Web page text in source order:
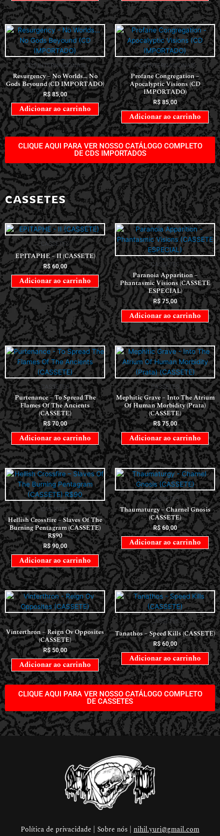
CDS INTERNACIONAIS
Resurgency – No Worlds… No
Gods Beyound (CD IMPORTADO)
R$85,00
Adicionar ao carrinho
CDS INTERNACIONAIS
Profane Congregation –
Apocalyptic Visions (CD
IMPORTADO)
R$85,00
Adicionar ao carrinho
CLIQUE AQUI PARA VER NOSSO CATÁLOGO COMPLETO
DE CDS IMPORTADOS
CASSETES
CASSETES
EPITAPHE – II (CASSETE)
R$60,00
Adicionar ao carrinho
CASSETES
Paranoia Apparition –
Phantasmic Visions (CASSETE
ESPECIAL)
R$75,00
Adicionar ao carrinho
CASSETES
Purtenance – To Spread The
Flames Of The Ancients
(CASSETE)
R$70,00
Adicionar ao carrinho
CASSETES
Mephitic Grave – Into The Atrium
Of Human Morbidity (Prata)
(CASSETE)
R$75,00
Adicionar ao carrinho
CASSETES
Hellish Crossfire – Slaves Of The
Burning Pentagram (CASSETE)
R$90
R$90,00
Adicionar ao carrinho
CASSETES
Thaumaturgy – Charnel Gnosis
(CASSETE)
R$60,00
Adicionar ao carrinho
CASSETES
Vinterthron – Reign Ov Opposites
(CASSETE)
R$50,00
Adicionar ao carrinho
CASSETES
Tanathos – Speed Kills (CASSETE)
R$60,00
Adicionar ao carrinho
CLIQUE AQUI PARA VER NOSSO CATÁLOGO COMPLETO
DE CASSETES
Política de privacidade | Sobre nós | nihil.yuri@gmail.com